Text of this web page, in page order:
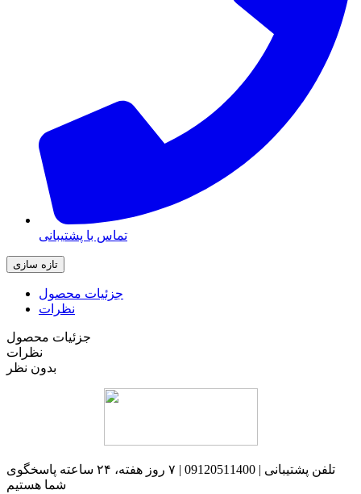
تماس با پشتیبانی
جزئیات محصول
نظرات
جزئیات محصول
نظرات
بدون نظر
تلفن پشتیبانی | 09120511400 | ۷ روز هفته، ۲۴ ساعته پاسخگوی
شما هستیم